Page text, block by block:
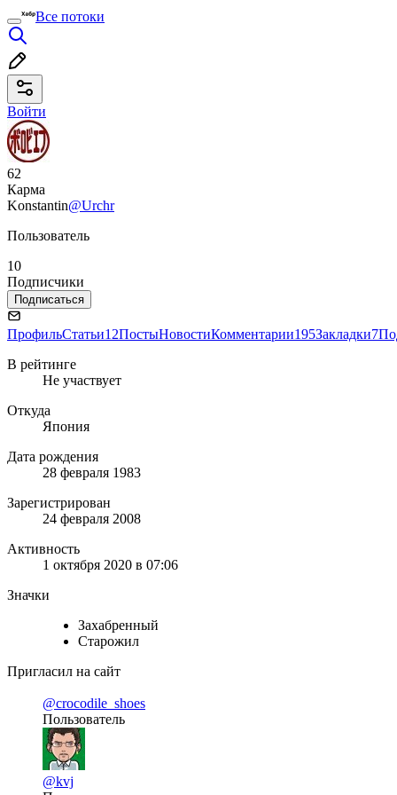
Все потоки
Войти
62
Карма
Konstantin@Urchr
Пользователь
10
Подписчики
Подписаться
ПрофильСтатьи12ПостыНовостиКомментарии195Закладки7
В рейтинге
Не участвует
Откуда
Япония
Дата рождения
28 февраля 1983
Зарегистрирован
24 февраля 2008
Активность
1 октября 2020 в 07:06
Значки
Захабренный
Старожил
Пригласил на сайт
@crocodile_shoes
Пользователь
@kvj